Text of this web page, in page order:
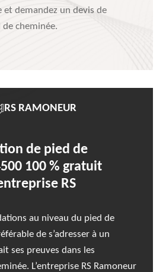
et demandez un devis de
cheminée.
RS RAMONEUR
de pied de
100 % gratuit
RS
au niveau du pied de
de s’adresser à un
ses preuves dans les
L’entreprise RS Ramoneur